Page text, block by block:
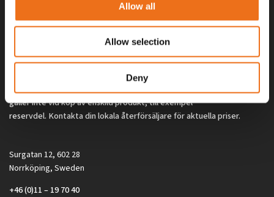
Allow all
Allow selection
Deny
Alla priser på tillbehör och tillval gäller vid köp av ny maskin. Priserna
gäller inte vid köp av enskild produkt, till exempel
reservdel. Kontakta din lokala återförsäljare för aktuella priser.
Surgatan 12, 602 28
Norrköping, Sweden
+46 (0)11 – 19 70 40